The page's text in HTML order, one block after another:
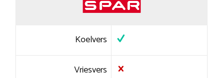
Koelvers
Vriesvers